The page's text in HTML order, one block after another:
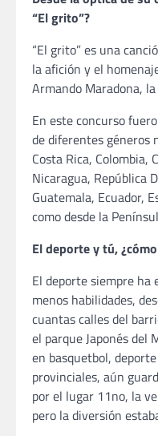
“El grito”?
“El grito” es una
la afición y el
Armando Maradona,
En este concurso
de diferentes géneros
Costa Rica, Colombia,
Nicaragua, República
Guatemala, Ecuador,
como desde la
El deporte y tú,
El deporte siempre ha
menos habilidades,
cuantas calles del
el parque Japonés del
en basquetbol,
provinciales, aún
por el lugar 11no, la
pero la diversión